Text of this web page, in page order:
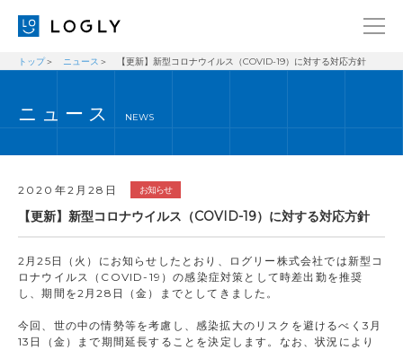
経営理念
ブログ
事業内容
IR
トップ ニュース 【更新】新型コロナウイルス（COVID-19）に対する対応方針
ニュース NEWS
2020年2月28日 お知らせ
【更新】新型コロナウイルス（COVID-19）に対する対応方針
2月25日（火）にお知らせしたとおり、ログリー株式会社では新型コ
ロナウイルス（COVID-19）の感染症対策として時差出勤を推奨
し、期間を2月28日（金）までとしてきました。
今回、世の中の情勢等を考慮し、感染拡大のリスクを避けるべく3月
13日（金）まで期間延長することを決定します。なお、状況により